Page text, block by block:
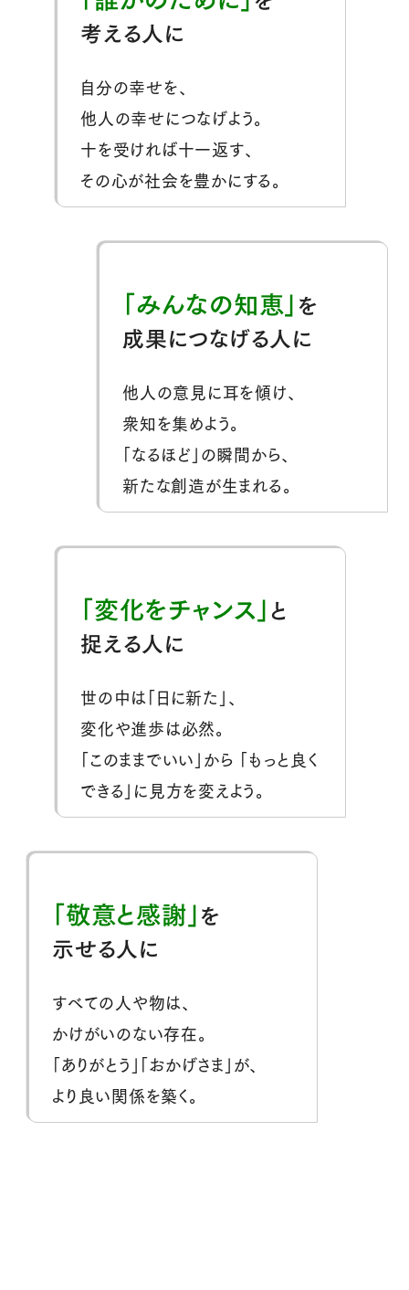
考える人に
自分の幸せを、
他人の幸せにつなげよう。
十を受ければ十一返す、
その心が社会を豊かにする。
「みんなの知恵」を
成果につなげる人に
他人の意見に耳を傾け、
衆知を集めよう。
「なるほど」の瞬間から、
新たな創造が生まれる。
「変化をチャンス」と
捉える人に
世の中は「日に新た」、
変化や進歩は必然。
「このままでいい」から 「もっと良く
できる」に見方を変えよう。
「敬意と感謝」を
示せる人に
すべての人や物は、
かけがいのない存在。
「ありがとう」「おかげさま」が、
より良い関係を築く。